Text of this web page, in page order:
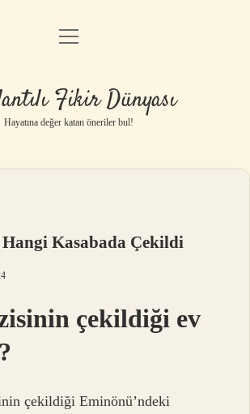
Anasayfa
Yasal Uyarı
menüyü
Fikir Dünyası
Hayatına değer katan öneriler bul!
Kasabada Çekildi
çekildiği ev
çekildiği Eminönü’ndeki